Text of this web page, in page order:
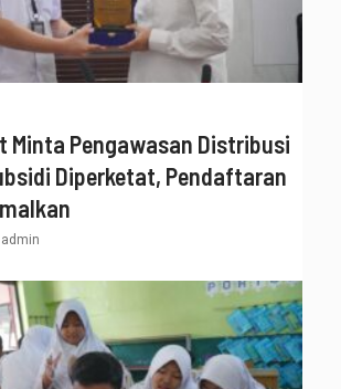
Minta Pengawasan Distribusi
Diperketat, Pendaftaran
admin